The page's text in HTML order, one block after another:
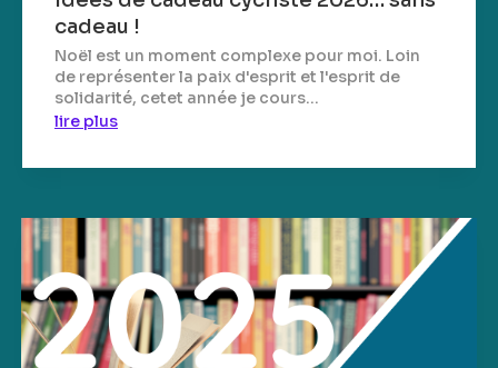
cadeau !
Noël est un moment complexe pour moi. Loin
de représenter la paix d'esprit et l'esprit de
solidarité, cetet année je cours...
lire plus